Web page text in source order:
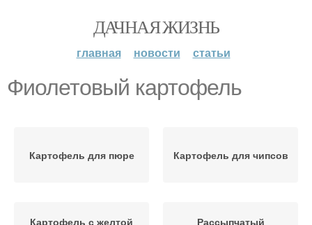
ДАЧНАЯ ЖИЗНЬ
главная новости статьи
Фиолетовый картофель
Картофель для пюре Картофель для чипсов
Картофель с желтой
Рассыпчатый